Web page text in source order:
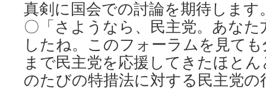
真剣に国会での討論を期待します
〇「さようなら、民主党。あな
したね。このフォーラムを見て
まで民主党を応援してきたほと
のたびの特措法に対する民主党